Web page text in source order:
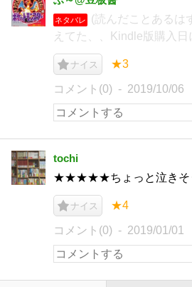
ネタバレ
(読んだことあるは
えてた、、Kindle版購入日
ナイス ★3
コメント(0) 2019/10/06
tochi
★★★★★ちょっと泣きそ
ナイス ★4
コメント(0) 2019/01/01